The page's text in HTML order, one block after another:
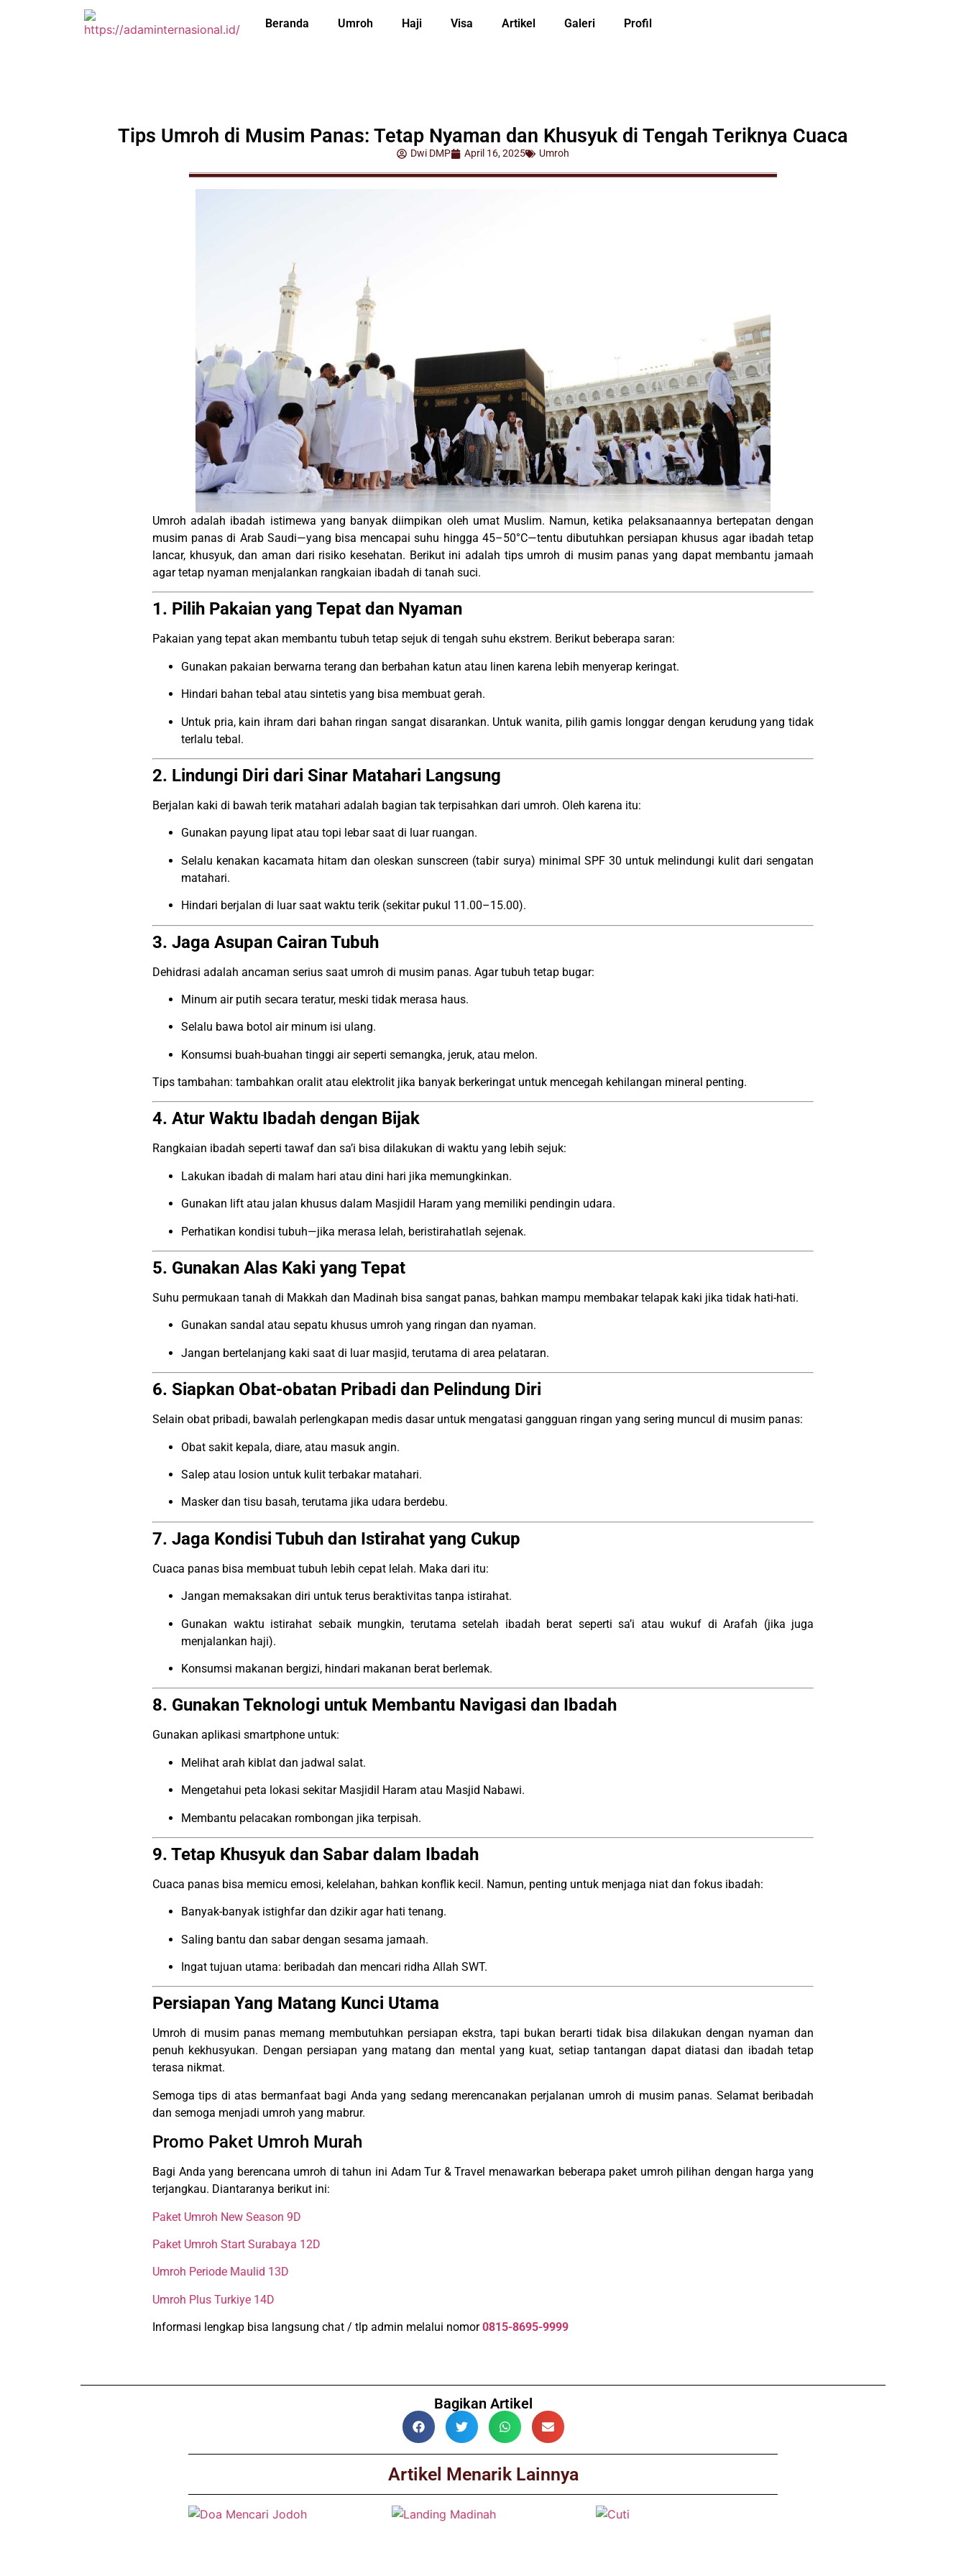
Beranda Umroh Haji Visa Artikel Galeri Profil
Tips Umroh di Musim Panas: Tetap Nyaman dan Khusyuk di Tengah Teriknya Cuaca
Dwi DMP April 16, 2025 Umroh
Umroh adalah ibadah istimewa yang banyak diimpikan oleh umat Muslim. Namun, ketika pelaksanaannya bertepatan dengan
musim panas di Arab Saudi—yang bisa mencapai suhu hingga 45–50°C—tentu dibutuhkan persiapan khusus agar ibadah tetap
lancar, khusyuk, dan aman dari risiko kesehatan. Berikut ini adalah tips umroh di musim panas yang dapat membantu jamaah
agar tetap nyaman menjalankan rangkaian ibadah di tanah suci.
1. Pilih Pakaian yang Tepat dan Nyaman
Pakaian yang tepat akan membantu tubuh tetap sejuk di tengah suhu ekstrem. Berikut beberapa saran:
Gunakan pakaian berwarna terang dan berbahan katun atau linen karena lebih menyerap keringat.
Hindari bahan tebal atau sintetis yang bisa membuat gerah.
Untuk pria, kain ihram dari bahan ringan sangat disarankan. Untuk wanita, pilih gamis longgar dengan kerudung yang tidak
terlalu tebal.
2. Lindungi Diri dari Sinar Matahari Langsung
Berjalan kaki di bawah terik matahari adalah bagian tak terpisahkan dari umroh. Oleh karena itu:
Gunakan payung lipat atau topi lebar saat di luar ruangan.
Selalu kenakan kacamata hitam dan oleskan sunscreen (tabir surya) minimal SPF 30 untuk melindungi kulit dari sengatan
matahari.
Hindari berjalan di luar saat waktu terik (sekitar pukul 11.00–15.00).
3. Jaga Asupan Cairan Tubuh
Dehidrasi adalah ancaman serius saat umroh di musim panas. Agar tubuh tetap bugar:
Minum air putih secara teratur, meski tidak merasa haus.
Selalu bawa botol air minum isi ulang.
Konsumsi buah-buahan tinggi air seperti semangka, jeruk, atau melon.
Tips tambahan: tambahkan oralit atau elektrolit jika banyak berkeringat untuk mencegah kehilangan mineral penting.
4. Atur Waktu Ibadah dengan Bijak
Rangkaian ibadah seperti tawaf dan sa’i bisa dilakukan di waktu yang lebih sejuk:
Lakukan ibadah di malam hari atau dini hari jika memungkinkan.
Gunakan lift atau jalan khusus dalam Masjidil Haram yang memiliki pendingin udara.
Perhatikan kondisi tubuh—jika merasa lelah, beristirahatlah sejenak.
5. Gunakan Alas Kaki yang Tepat
Suhu permukaan tanah di Makkah dan Madinah bisa sangat panas, bahkan mampu membakar telapak kaki jika tidak hati-hati.
Gunakan sandal atau sepatu khusus umroh yang ringan dan nyaman.
Jangan bertelanjang kaki saat di luar masjid, terutama di area pelataran.
6. Siapkan Obat-obatan Pribadi dan Pelindung Diri
Selain obat pribadi, bawalah perlengkapan medis dasar untuk mengatasi gangguan ringan yang sering muncul di musim panas:
Obat sakit kepala, diare, atau masuk angin.
Salep atau losion untuk kulit terbakar matahari.
Masker dan tisu basah, terutama jika udara berdebu.
7. Jaga Kondisi Tubuh dan Istirahat yang Cukup
Cuaca panas bisa membuat tubuh lebih cepat lelah. Maka dari itu:
Jangan memaksakan diri untuk terus beraktivitas tanpa istirahat.
Gunakan waktu istirahat sebaik mungkin, terutama setelah ibadah berat seperti sa’i atau wukuf di Arafah (jika juga
menjalankan haji).
Konsumsi makanan bergizi, hindari makanan berat berlemak.
8. Gunakan Teknologi untuk Membantu Navigasi dan Ibadah
Gunakan aplikasi smartphone untuk:
Melihat arah kiblat dan jadwal salat.
Mengetahui peta lokasi sekitar Masjidil Haram atau Masjid Nabawi.
Membantu pelacakan rombongan jika terpisah.
9. Tetap Khusyuk dan Sabar dalam Ibadah
Cuaca panas bisa memicu emosi, kelelahan, bahkan konflik kecil. Namun, penting untuk menjaga niat dan fokus ibadah:
Banyak-banyak istighfar dan dzikir agar hati tenang.
Saling bantu dan sabar dengan sesama jamaah.
Ingat tujuan utama: beribadah dan mencari ridha Allah SWT.
Persiapan Yang Matang Kunci Utama
Umroh di musim panas memang membutuhkan persiapan ekstra, tapi bukan berarti tidak bisa dilakukan dengan nyaman dan
penuh kekhusyukan. Dengan persiapan yang matang dan mental yang kuat, setiap tantangan dapat diatasi dan ibadah tetap
terasa nikmat.
Semoga tips di atas bermanfaat bagi Anda yang sedang merencanakan perjalanan umroh di musim panas. Selamat beribadah
dan semoga menjadi umroh yang mabrur.
Promo Paket Umroh Murah
Bagi Anda yang berencana umroh di tahun ini Adam Tur & Travel menawarkan beberapa paket umroh pilihan dengan harga yang
terjangkau. Diantaranya berikut ini:
Paket Umroh New Season 9D
Paket Umroh Start Surabaya 12D
Umroh Periode Maulid 13D
Umroh Plus Turkiye 14D
Informasi lengkap bisa langsung chat / tlp admin melalui nomor0815-8695-9999
Bagikan Artikel
Artikel Menarik Lainnya